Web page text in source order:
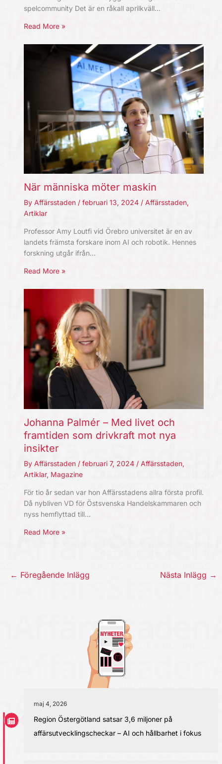
spelcommunity Det är en råkall aprilkväll…
Read More »
När människa möter maskin
By Affärsstaden / februari 13, 2024 / Affärsstaden,
Artiklar
Professor Amy Loutfi vid Örebro universitet är en av
landets främsta forskare inom AI och robotik. Hennes
forskning utgår ifrån…
Read More »
Johanna Palmér – Med livet och
framtiden som drivkraft mot nya
insikter
By Affärsstaden / februari 7, 2024 / Affärsstaden,
Artiklar, Magazine
För tio år sedan var hon Affärsstadens allra första profil.
Då nybliven VD för Östsvenska Handelskammaren och
nyss hemflyttad till…
Read More »
← Föregående Inlägg Nästa Inlägg →
maj 4, 2026
Region Östergötland satsar 3,6 miljoner på
affärsutvecklingscheckar – AI och hållbarhet i fokus